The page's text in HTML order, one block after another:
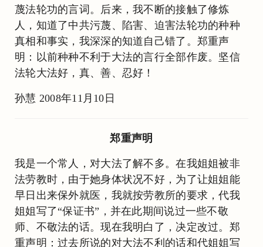
蔑法轮功的言词。后来，我不断的接触了修炼
人，知道了中共污蔑、陷害、迫害法轮功的种种
真相和事实，我深深的知道自己错了。郑重声
明：以前种种不利于大法的言行全部作废。坚信
法轮大法好，真、善、忍好！
孙慧 2008年11月10日
郑重声明
我是一个常人，对大法了解不多。在我姐姐被非
法劳教时，由于她身体状况不好，为了让姐姐能
早日出来保外就医，我就按劳教所的要求，代我
姐姐写了“保证书”，并在此期间说过一些不敬
师、不敬法的话。现在我明白了，决定改过。郑
重声明：过去所说的对大法不利的话和代姐姐写